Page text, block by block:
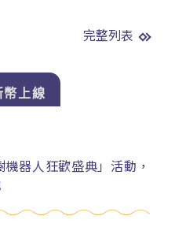
完整列表
幣上線
器人狂歡盛典」活動，